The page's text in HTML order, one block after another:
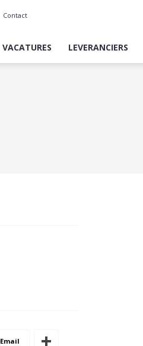
Contact
VACATURES LEVERANCIERS
Email